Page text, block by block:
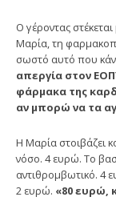
Ο γέροντας
Μαρία, τη
σωστό αυτό που
απεργία στον
φάρμακα της
αν μπορώ να τα
Η Μαρία στοιβάζει
νόσο. 4 ευρώ. Το
αντιθρομβωτικό. 4
2 ευρώ. «80 ευρώ,